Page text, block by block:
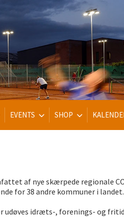
EVENTS SHOP
af nye skærpede regionale
for 38 andre kommuner i landet.
idræts-, forenings- og